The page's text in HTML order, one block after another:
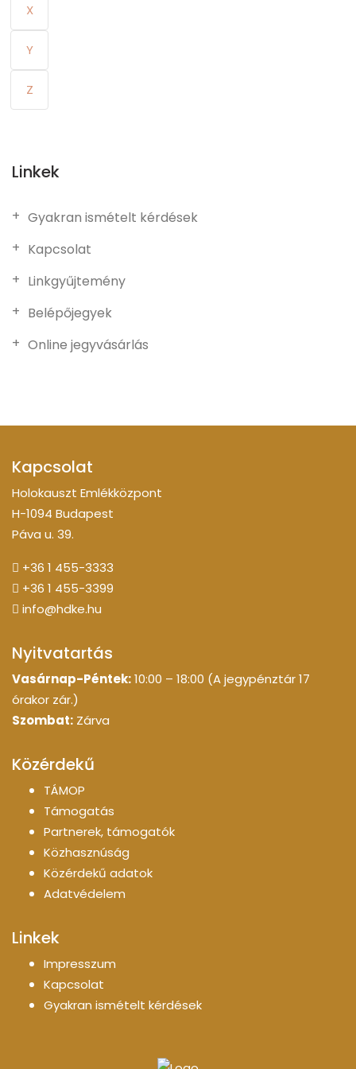
X
Y
Z
Linkek
Gyakran ismételt kérdések
Kapcsolat
Linkgyűjtemény
Belépőjegyek
Online jegyvásárlás
Kapcsolat
Holokauszt Emlékközpont
H-1094 Budapest
Páva u. 39.
+36 1 455-3333
+36 1 455-3399
info@hdke.hu
Nyitvatartás
Vasárnap-Péntek:10:00 – 18:00 (A jegypénztár 17
órakor zár.)
Szombat: Zárva
Közérdekű
TÁMOP
Támogatás
Partnerek, támogatók
Közhasznúság
Közérdekű adatok
Adatvédelem
Linkek
Impresszum
Kapcsolat
Gyakran ismételt kérdések